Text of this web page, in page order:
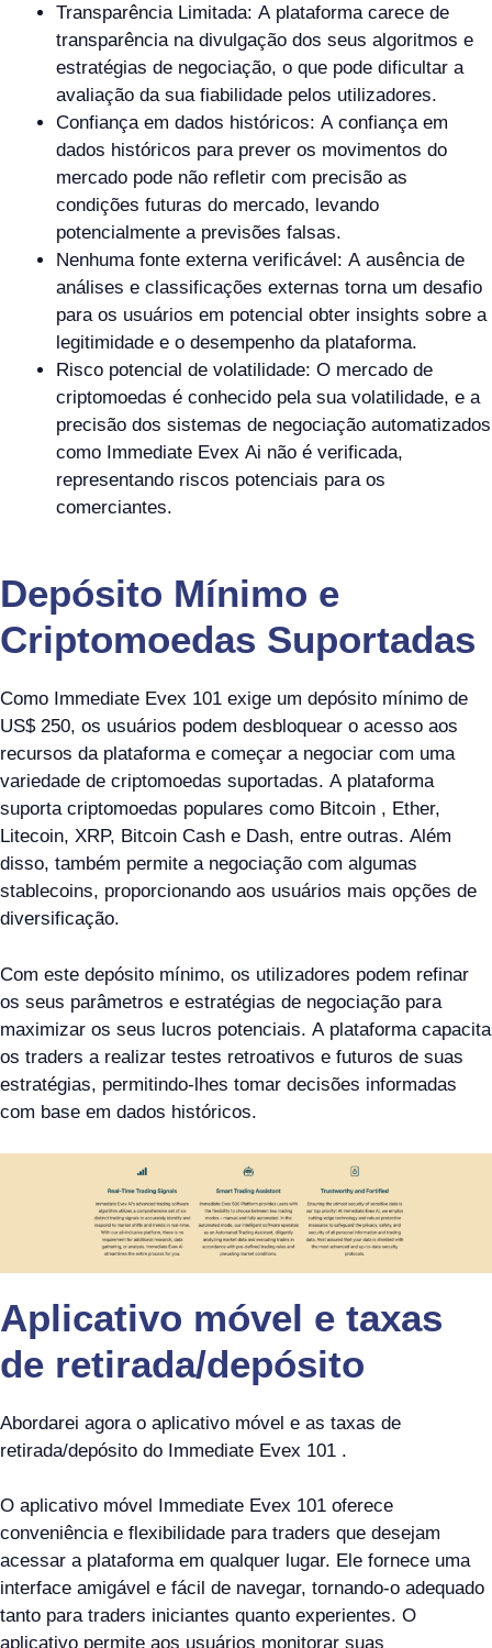
Transparência Limitada: A plataforma carece de
transparência na divulgação dos seus algoritmos e
estratégias de negociação, o que pode dificultar a
avaliação da sua fiabilidade pelos utilizadores.
Confiança em dados históricos: A confiança em
dados históricos para prever os movimentos do
mercado pode não refletir com precisão as
condições futuras do mercado, levando
potencialmente a previsões falsas.
Nenhuma fonte externa verificável: A ausência de
análises e classificações externas torna um desafio
para os usuários em potencial obter insights sobre a
legitimidade e o desempenho da plataforma.
Risco potencial de volatilidade: O mercado de
criptomoedas é conhecido pela sua volatilidade, e a
precisão dos sistemas de negociação automatizados
como Immediate Evex Ai não é verificada,
representando riscos potenciais para os
comerciantes.
Depósito Mínimo e
Criptomoedas Suportadas
Como Immediate Evex 101 exige um depósito mínimo de
US$ 250, os usuários podem desbloquear o acesso aos
recursos da plataforma e começar a negociar com uma
variedade de criptomoedas suportadas. A plataforma
suporta criptomoedas populares como Bitcoin , Ether,
Litecoin, XRP, Bitcoin Cash e Dash, entre outras. Além
disso, também permite a negociação com algumas
stablecoins, proporcionando aos usuários mais opções de
diversificação.
Com este depósito mínimo, os utilizadores podem refinar
os seus parâmetros e estratégias de negociação para
maximizar os seus lucros potenciais. A plataforma capacita
os traders a realizar testes retroativos e futuros de suas
estratégias, permitindo-lhes tomar decisões informadas
com base em dados históricos.
Aplicativo móvel e taxas
de retirada/depósito
Abordarei agora o aplicativo móvel e as taxas de
retirada/depósito do Immediate Evex 101 .
O aplicativo móvel Immediate Evex 101 oferece
conveniência e flexibilidade para traders que desejam
acessar a plataforma em qualquer lugar. Ele fornece uma
interface amigável e fácil de navegar, tornando-o adequado
tanto para traders iniciantes quanto experientes. O
aplicativo permite aos usuários monitorar suas